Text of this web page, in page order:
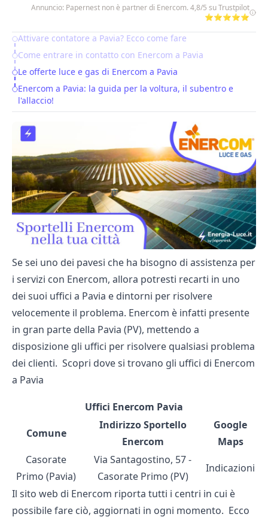
Annuncio: Papernest non è partner di Enercom. 4,8/5 su Trustpilot
⭐⭐⭐⭐⭐
Table of Contents
Attivare contatore a Pavia? Ecco come fare
Come entrare in contatto con Enercom a Pavia
Le offerte luce e gas di Enercom a Pavia
Enercom a Pavia: la guida per la voltura, il subentro e
l'allaccio!
Se sei uno dei pavesi che ha bisogno di assistenza per
i servizi con Enercom, allora potresti recarti in uno
dei suoi uffici a Pavia e dintorni per risolvere
velocemente il problema. Enercom è infatti presente
in gran parte della Pavia (PV), mettendo a
disposizione gli uffici per risolvere qualsiasi problema
dei clienti. Scopri dove si trovano gli uffici di Enercom
a Pavia
Uffici Enercom Pavia
Comune
Indirizzo Sportello
Enercom
Google
Maps
Casorate
Primo (Pavia)
Via Santagostino, 57 -
Casorate Primo (PV)
Indicazioni
Il sito web di Enercom riporta tutti i centri in cui è
possibile fare ciò, aggiornati in ogni momento. Ecco